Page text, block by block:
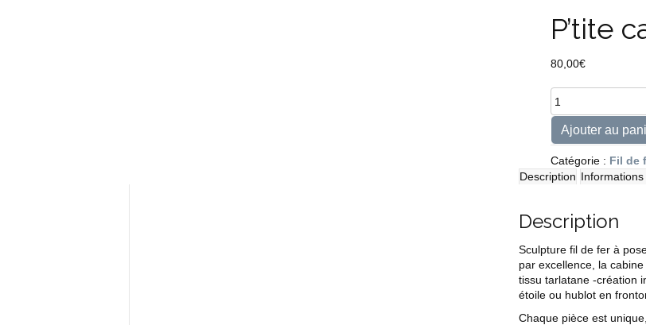
P’tite
80,00€
quantité
de
P'tite
cabine
de
plage
Ajouter au
Catégorie : Fil de
Description
Description
Sculpture fil de fer à
par excellence, la
tissu tarlatane -création
étoile ou hublot en
Chaque pièce est